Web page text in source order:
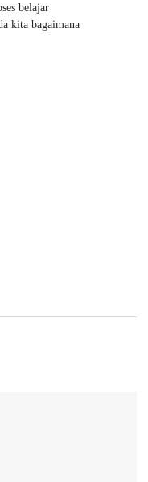
belajar
kita bagaimana